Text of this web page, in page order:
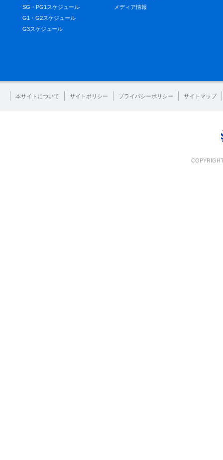
SG・PG1スケジュール
G1・G2スケジュール
G3スケジュール
メディア情報
本サイトについて サイトポリシー プライバシーポリシー サイトマップ